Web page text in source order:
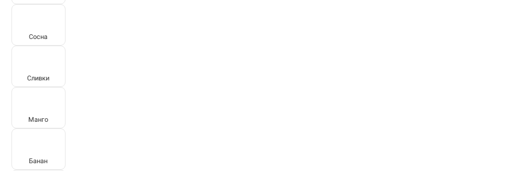
Сосна
Сливки
Манго
Банан